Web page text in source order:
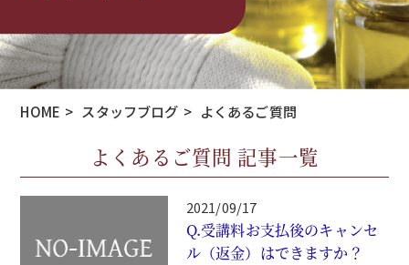
HOME > スタッフブログ > よくあるご質問
よくあるご質問 記事一覧
2021/09/17
Q.受講料お支払後のキャンセ
ル（返金）はできますか？